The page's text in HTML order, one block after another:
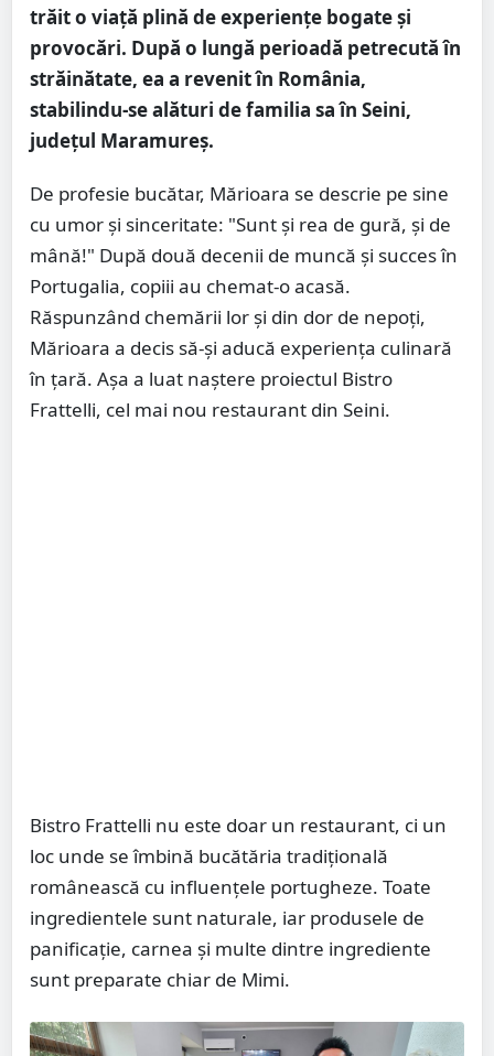
trăit o viață plină de experiențe bogate și
provocări. După o lungă perioadă petrecută în
străinătate, ea a revenit în România,
stabilindu-se alături de familia sa în Seini,
județul Maramureș.
De profesie bucătar, Mărioara se descrie pe sine
cu umor și sinceritate: "Sunt și rea de gură, și de
mână!" După două decenii de muncă și succes în
Portugalia, copiii au chemat-o acasă.
Răspunzând chemării lor și din dor de nepoți,
Mărioara a decis să-și aducă experiența culinară
în țară. Așa a luat naștere proiectul Bistro
Frattelli, cel mai nou restaurant din Seini.
Bistro Frattelli nu este doar un restaurant, ci un
loc unde se îmbină bucătăria tradițională
românească cu influențele portugheze. Toate
ingredientele sunt naturale, iar produsele de
panificație, carnea și multe dintre ingrediente
sunt preparate chiar de Mimi.